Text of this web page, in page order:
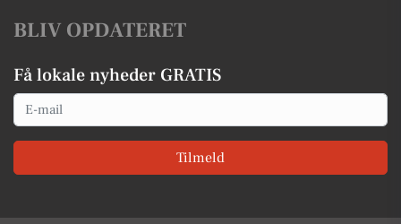
BLIV OPDATERET
Få lokale nyheder GRATIS
Email
Tilmeld